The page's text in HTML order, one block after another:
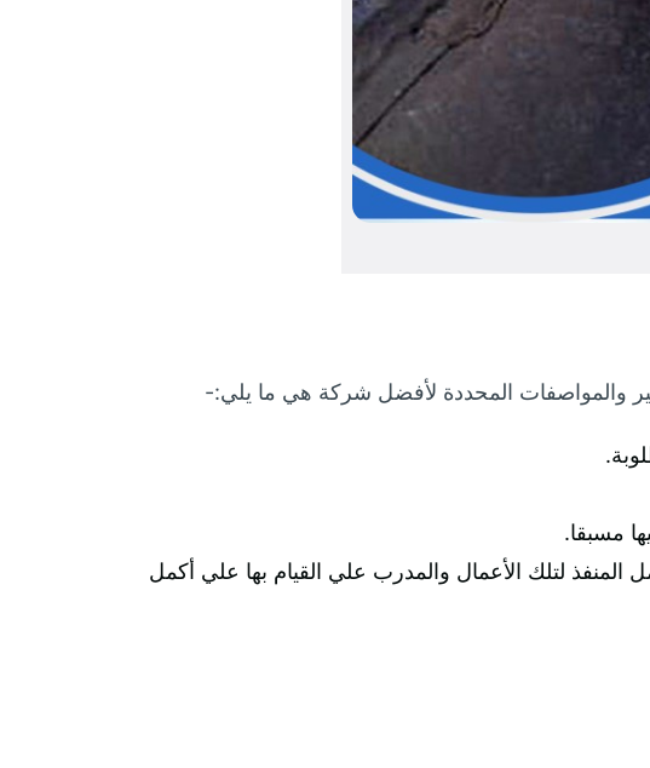
والمواصفات المحددة لأفضل شركة هي ما يلي:-
مسبقا.
لتلك الأعمال والمدرب علي القيام بها علي أكمل